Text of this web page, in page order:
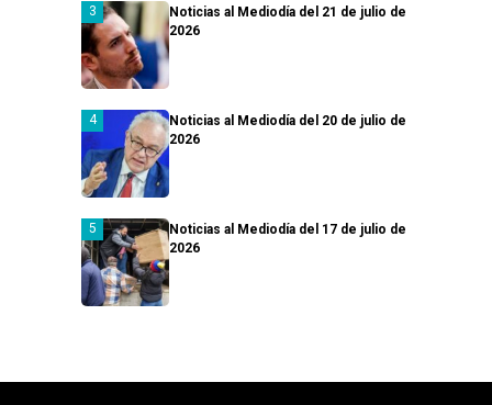
Noticias al Mediodía del 21 de julio de
2026
Noticias al Mediodía del 20 de julio de
2026
Noticias al Mediodía del 17 de julio de
2026